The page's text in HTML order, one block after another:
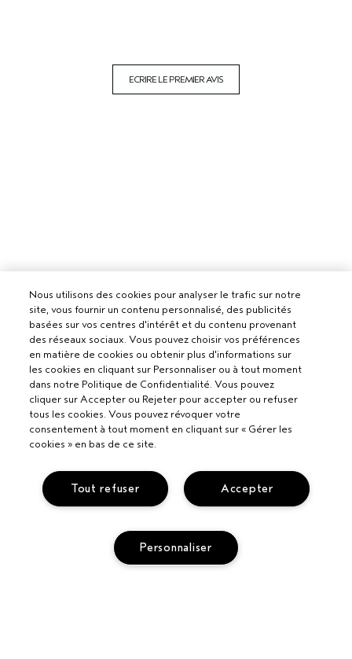
ECRIRE LE PREMIER AVIS
Pour les professionnels
DEVENIR UN SALON AVEDA
APPELEZ LE +33186652316
Politique de confidentialité
Nous utilisons des cookies pour analyser le trafic sur notre
site, vous fournir un contenu personnalisé, des publicités
basées sur vos centres d'intérêt et du contenu provenant
des réseaux sociaux. Vous pouvez choisir vos préférences
en matière de cookies ou obtenir plus d'informations sur
les cookies en cliquant sur Personnaliser ou à tout moment
dans notre Politique de Confidentialité. Vous pouvez
cliquer sur Accepter ou Rejeter pour accepter ou refuser
tous les cookies. Vous pouvez révoquer votre
consentement à tout moment en cliquant sur « Gérer les
cookies » en bas de ce site.
Accepter
Tout refuser
Personnaliser